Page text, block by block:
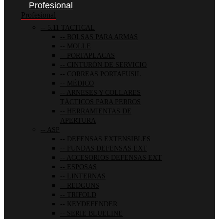
Profesional
Profesional
5.11 TACTICAL
BOLSAS PARA ARMAS
MOLLE
PORTAPLACAS
CINTURÓN DE SERVICIO
CORREAS PORTAFUSIL
MÉDICO
ARNESES Y COLLARES
TÁCTICOS PARA PERROS
HERRAMIENTAS DE
APERTURA
ASP
DEFENSAS EXTENSIBLES
FUNDAS DEFENSAS EXT
ACCESORIOS DEFENSAS EXT
ESPOSAS
LINTERNAS
REDGUNS
TRIFOLD
KEYDEFENDER
SERIE BLUELINE